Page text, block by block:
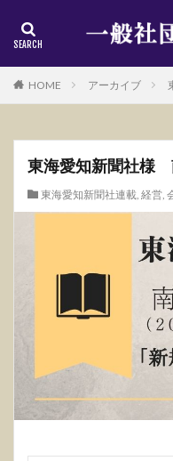
HOME アーカイブ
東海愛知新聞社様
東海愛知新聞社連載, 経営,